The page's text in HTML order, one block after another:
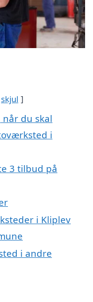
skjul
du skal
i
3 tilbud på
i Kliplev
i andre